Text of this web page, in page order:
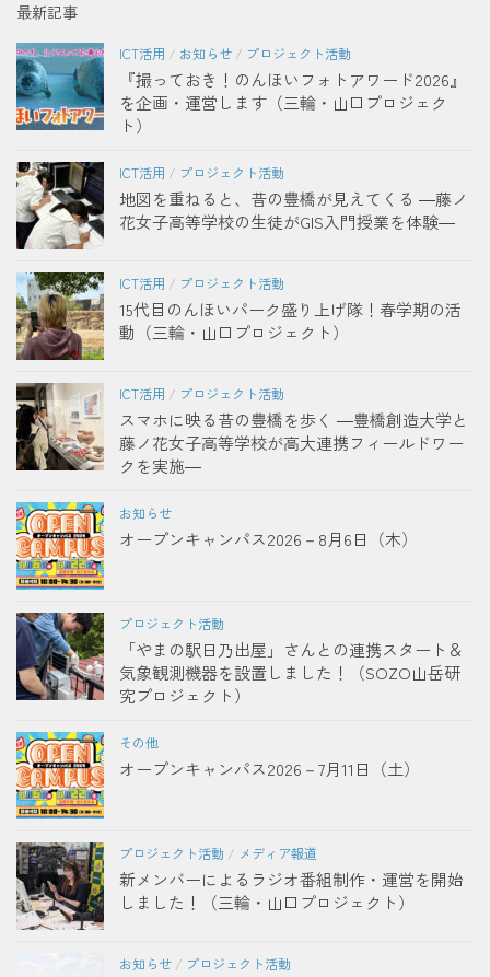
最新記事
ICT活用 / お知らせ / プロジェクト活動
『撮っておき！のんほいフォトアワード2026』
を企画・運営します（三輪・山口プロジェク
ト）
ICT活用 / プロジェクト活動
地図を重ねると、昔の豊橋が見えてくる ―藤ノ
花女子高等学校の生徒がGIS入門授業を体験―
ICT活用 / プロジェクト活動
15代目のんほいパーク盛り上げ隊！春学期の活
動（三輪・山口プロジェクト）
ICT活用 / プロジェクト活動
スマホに映る昔の豊橋を歩く ―豊橋創造大学と
藤ノ花女子高等学校が高大連携フィールドワー
クを実施―
お知らせ
オープンキャンパス2026－8月6日（木）
プロジェクト活動
「やまの駅日乃出屋」さんとの連携スタート＆
気象観測機器を設置しました！（SOZO山岳研
究プロジェクト）
その他
オープンキャンパス2026－7月11日（土）
プロジェクト活動 / メディア報道
新メンバーによるラジオ番組制作・運営を開始
しました！（三輪・山口プロジェクト）
お知らせ / プロジェクト活動